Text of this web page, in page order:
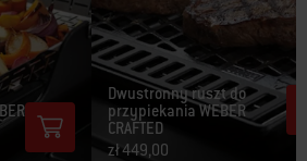
Dwustronny ruszt do
przypiekania WEBER
CRAFTED
zł 449,00